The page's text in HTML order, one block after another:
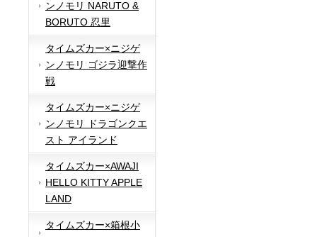
ンノモリ NARUTO &
BORUTO 忍里
タイムズカー×ニジゲ
ンノモリ ゴジラ迎撃作
戦
タイムズカー×ニジゲ
ンノモリ ドラゴンクエ
スト アイランド
タイムズカー×AWAJI
HELLO KITTY APPLE
LAND
タイムズカー×箱根小